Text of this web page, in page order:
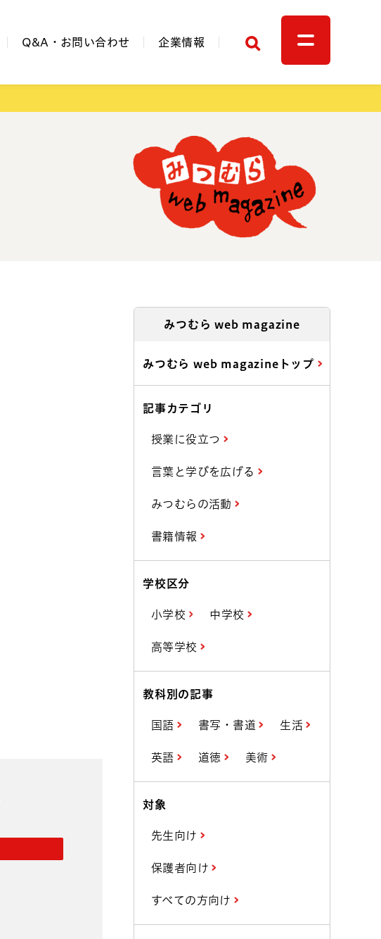
Q&A・お問い合わせ 企業情報 検索
みつむら web magazine
みつむら web magazineトップ
記事カテゴリ
授業に役立つ
言葉と学びを広げる
みつむらの活動
書籍情報
学校区分
小学校 中学校
高等学校
教科別の記事
国語 書写・書道 生活
英語 道徳 美術
対象
先生向け
保護者向け
すべての方向け